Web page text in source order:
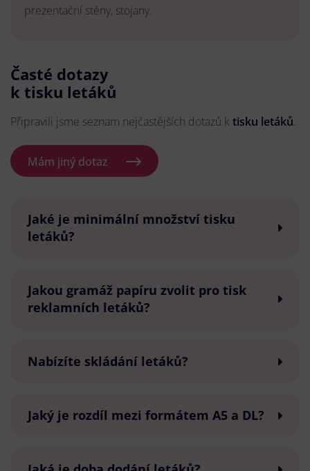
prezentační stěny, stojany.
Časté dotazy
k tisku letáků
Připravili jsme seznam nejčastějších dotazů k tisku letáků.
Mám jiný dotaz
Jaké je minimální množství tisku
letáků?
Jakou gramáž papíru zvolit pro tisk
reklamních letáků?
Nabízíte skládání letáků?
Jaký je rozdíl mezi formátem A5 a DL?